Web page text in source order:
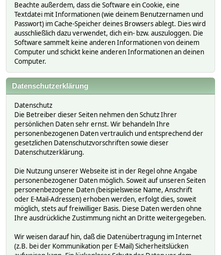
Beachte außerdem, dass die Software ein Cookie, eine
Textdatei mit Informationen (wie deinem Benutzernamen und
Passwort) im Cache-Speicher deines Browsers ablegt. Dies wird
ausschließlich dazu verwendet, dich ein- bzw. auszuloggen. Die
Software sammelt keine anderen Informationen von deinem
Computer und schickt keine anderen Informationen an deinen
Computer.
Datenschutzerklärung
Datenschutz
Die Betreiber dieser Seiten nehmen den Schutz Ihrer
persönlichen Daten sehr ernst. Wir behandeln Ihre
personenbezogenen Daten vertraulich und entsprechend der
gesetzlichen Datenschutzvorschriften sowie dieser
Datenschutzerklärung.
Die Nutzung unserer Webseite ist in der Regel ohne Angabe
personenbezogener Daten möglich. Soweit auf unseren Seiten
personenbezogene Daten (beispielsweise Name, Anschrift
oder E-Mail-Adressen) erhoben werden, erfolgt dies, soweit
möglich, stets auf freiwilliger Basis. Diese Daten werden ohne
Ihre ausdrückliche Zustimmung nicht an Dritte weitergegeben.
Wir weisen darauf hin, daß die Datenübertragung im Internet
(z.B. bei der Kommunikation per E-Mail) Sicherheitslücken